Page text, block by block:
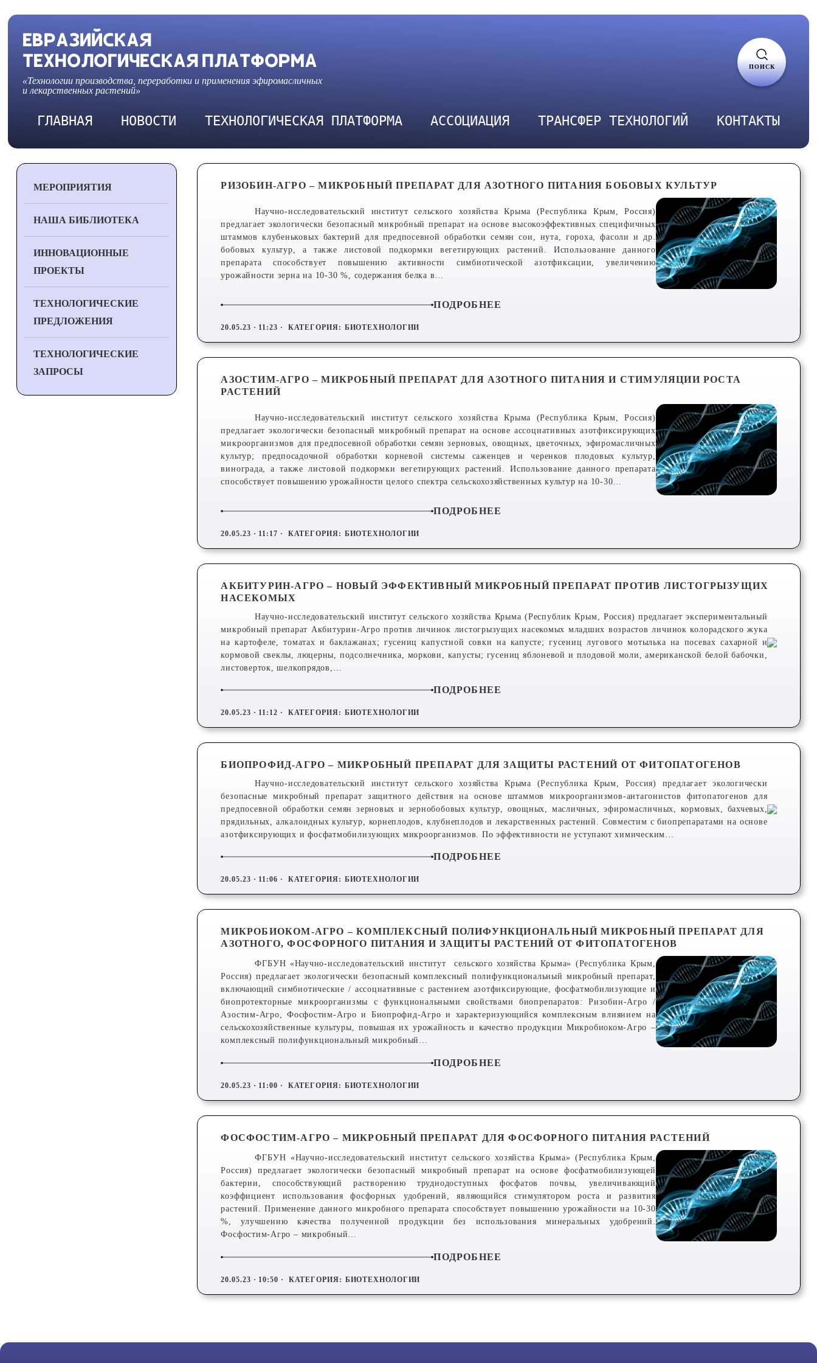
ЕВРАЗИЙСКАЯ
ТЕХНОЛОГИЧЕСКАЯ ПЛАТФОРМА
«Технологии производства, переработки и применения эфиромасличных
и лекарственных растений»
ПОИСК
ГЛАВНАЯ НОВОСТИ ТЕХНОЛОГИЧЕСКАЯ ПЛАТФОРМА АССОЦИАЦИЯ ТРАНСФЕР ТЕХНОЛОГИЙ КОНТАКТЫ
МЕРОПРИЯТИЯ
НАША БИБЛИОТЕКА
ИННОВАЦИОННЫЕ
ПРОЕКТЫ
ТЕХНОЛОГИЧЕСКИЕ
ПРЕДЛОЖЕНИЯ
ТЕХНОЛОГИЧЕСКИЕ
ЗАПРОСЫ
РИЗОБИН-АГРО – МИКРОБНЫЙ ПРЕПАРАТ ДЛЯ АЗОТНОГО ПИТАНИЯ БОБОВЫХ КУЛЬТУР
Научно-исследовательский институт сельского хозяйства Крыма (Республика Крым, Россия)
предлагает экологически безопасный микробный препарат на основе высокоэффективных специфичных
штаммов клубеньковых бактерий для предпосевной обработки семян сои, нута, гороха, фасоли и др.
бобовых культур, а также листовой подкормки вегетирующих растений. Использование данного
препарата способствует повышению активности симбиотической азотфиксации, увеличению
урожайности зерна на 10-30 %, содержания белка в…
ПОДРОБНЕЕ
20.05.23 · 11:23 · КАТЕГОРИЯ: БИОТЕХНОЛОГИИ
АЗОСТИМ-АГРО ‒ МИКРОБНЫЙ ПРЕПАРАТ ДЛЯ АЗОТНОГО ПИТАНИЯ И СТИМУЛЯЦИИ РОСТА
РАСТЕНИЙ
Научно-исследовательский институт сельского хозяйства Крыма (Республика Крым, Россия)
предлагает экологически безопасный микробный препарат на основе ассоциативных азотфиксирующих
микроорганизмов для предпосевной обработки семян зерновых, овощных, цветочных, эфиромасличных
культур; предпосадочной обработки корневой системы саженцев и черенков плодовых культур,
винограда, а также листовой подкормки вегетирующих растений. Использование данного препарата
способствует повышению урожайности целого спектра сельскохозяйственных культур на 10-30…
ПОДРОБНЕЕ
20.05.23 · 11:17 · КАТЕГОРИЯ: БИОТЕХНОЛОГИИ
АКБИТУРИН-АГРО – НОВЫЙ ЭФФЕКТИВНЫЙ МИКРОБНЫЙ ПРЕПАРАТ ПРОТИВ ЛИСТОГРЫЗУЩИХ
НАСЕКОМЫХ
Научно-исследовательский институт сельского хозяйства Крыма (Республик Крым, Россия) предлагает экспериментальный
микробный препарат Акбитурин-Агро против личинок листогрызущих насекомых младших возрастов личинок колорадского жука
на картофеле, томатах и баклажанах; гусениц капустной совки на капусте; гусениц лугового мотылька на посевах сахарной и
кормовой свеклы, люцерны, подсолнечника, моркови, капусты; гусениц яблоневой и плодовой моли, американской белой бабочки,
листоверток, шелкопрядов,…
ПОДРОБНЕЕ
20.05.23 · 11:12 · КАТЕГОРИЯ: БИОТЕХНОЛОГИИ
БИОПРОФИД-АГРО – МИКРОБНЫЙ ПРЕПАРАТ ДЛЯ ЗАЩИТЫ РАСТЕНИЙ ОТ ФИТОПАТОГЕНОВ
Научно-исследовательский институт сельского хозяйства Крыма (Республика Крым, Россия) предлагает экологически
безопасные микробный препарат защитного действия на основе штаммов микроорганизмов-антагонистов фитопатогенов для
предпосевной обработки семян зерновых и зернобобовых культур, овощных, масличных, эфиромасличных, кормовых, бахчевых,
прядильных, алкалоидных культур, корнеплодов, клубнеплодов и лекарственных растений. Совместим с биопрепаратами на основе
азотфиксирующих и фосфатмобилизующих микроорганизмов. По эффективности не уступают химическим…
ПОДРОБНЕЕ
20.05.23 · 11:06 · КАТЕГОРИЯ: БИОТЕХНОЛОГИИ
МИКРОБИОКОМ-АГРО – КОМПЛЕКСНЫЙ ПОЛИФУНКЦИОНАЛЬНЫЙ МИКРОБНЫЙ ПРЕПАРАТ ДЛЯ
АЗОТНОГО, ФОСФОРНОГО ПИТАНИЯ И ЗАЩИТЫ РАСТЕНИЙ ОТ ФИТОПАТОГЕНОВ
ФГБУН «Научно-исследовательский институт сельского хозяйства Крыма» (Республика Крым,
Россия) предлагает экологически безопасный комплексный полифункциональный микробный препарат,
включающий симбиотические / ассоциативные с растением азотфиксирующие, фосфатмобилизующие и
биопротекторные микроорганизмы с функциональными свойствами биопрепаратов: Ризобин-Агро /
Азостим-Агро, Фосфостим-Агро и Биопрофид-Агро и характеризующийся комплексным влиянием на
сельскохозяйственные культуры, повышая их урожайность и качество продукции Микробиоком-Агро –
комплексный полифункциональный микробный…
ПОДРОБНЕЕ
20.05.23 · 11:00 · КАТЕГОРИЯ: БИОТЕХНОЛОГИИ
ФОСФОСТИМ-АГРО – МИКРОБНЫЙ ПРЕПАРАТ ДЛЯ ФОСФОРНОГО ПИТАНИЯ РАСТЕНИЙ
ФГБУН «Научно-исследовательский институт сельского хозяйства Крыма» (Республика Крым,
Россия) предлагает экологически безопасный микробный препарат на основе фосфатмобилизующей
бактерии, способствующий растворению труднодоступных фосфатов почвы, увеличивающий
коэффициент использования фосфорных удобрений, являющийся стимулятором роста и развития
растений. Применение данного микробного препарата способствует повышению урожайности на 10-30
%, улучшению качества полученной продукции без использования минеральных удобрений.
Фосфостим-Агро – микробный…
ПОДРОБНЕЕ
20.05.23 · 10:50 · КАТЕГОРИЯ: БИОТЕХНОЛОГИИ